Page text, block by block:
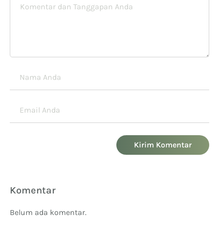
Kirim Komentar
Komentar
Belum ada komentar.